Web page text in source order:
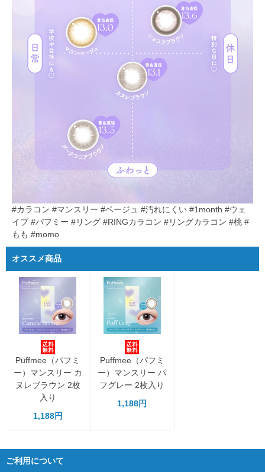
#カラコン #マンスリー #ベージュ #汚れにくい #1month #ウェ
イブ #パフミー #リング #RINGカラコン #リングカラコン #桃 #
もも #momo
オススメ商品
Puffmee（パフミ
ー）マンスリー カ
ヌレブラウン 2枚
入り
1,188円
Puffmee（パフミ
ー）マンスリー パ
フグレー 2枚入り
1,188円
ご利用について